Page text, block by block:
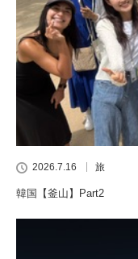
2026.7.16 旅
韓国【釜山】Part2